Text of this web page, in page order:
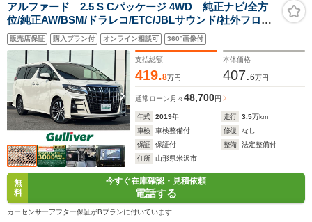
アルファード 2.5 S Cパッケージ 4WD 純正ナビ/全方
位/純正AW/BSM/ドラレコ/ETC/JBLサウンド/社外フロア
マット/デジタルインナーミラー/社外GPSレーダー/電動
格納ミラー/ドアバイザー/フォグランプ/LED/スマートキ
販売店保証 購入プラン付 オンライン相談可 360°画像付
支払総額
419.8万円
本体価格
407.6万円
通常ローン 月々48,700円
年式 2019年 走行 3.5万km
車検
車検整備付 修復
なし
保証
保証付 整備
法定整備付
住所
山形県米沢市
無
料
今すぐ在庫確認・見積依頼
電話する
カーセンサーアフター保証がBプランに付いています